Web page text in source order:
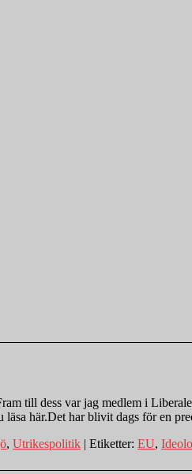
till dess var jag medlem i
läsa här.Det har blivit dags för en
, Utrikespolitik | Etiketter: EU,